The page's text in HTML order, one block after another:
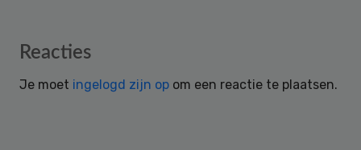
Reader
Reacties
Je moet ingelogd zijn op om een reactie te plaatsen.